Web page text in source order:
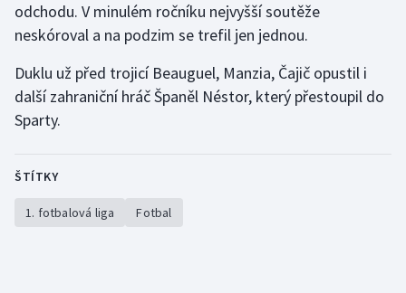
Plážový volejbal
Rychlobruslení
Short track
odchodu. V minulém ročníku nejvyšší soutěže
neskóroval a na podzim se trefil jen jednou.
Duklu už před trojicí Beauguel, Manzia, Čajič opustil i
další zahraniční hráč Španěl Néstor, který přestoupil do
Sparty.
ŠTÍTKY
1. fotbalová liga Fotbal